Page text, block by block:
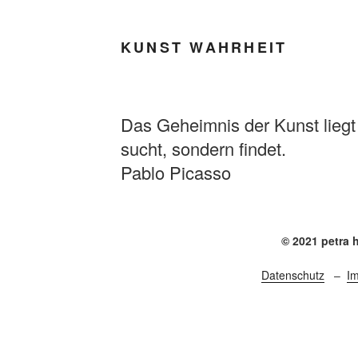
KUNST WAHRHEIT
Das Geheimnis der Kunst
sucht, sondern findet.
Pablo Picasso
© 2021 petra
Datenschutz –